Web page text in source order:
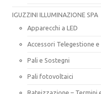
IGUZZINI ILLUMINAZIONE SPA
Apparecchi a LED
Accessori Telegestione
Pali e Sostegni
Pali fotovoltaici
Rateizzazione – Termini